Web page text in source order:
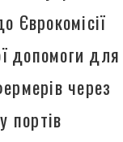
Єврокомісії
допомоги для
через
портів